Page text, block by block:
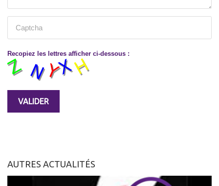
Recopiez les lettres afficher ci-dessous :
AUTRES ACTUALITÉS